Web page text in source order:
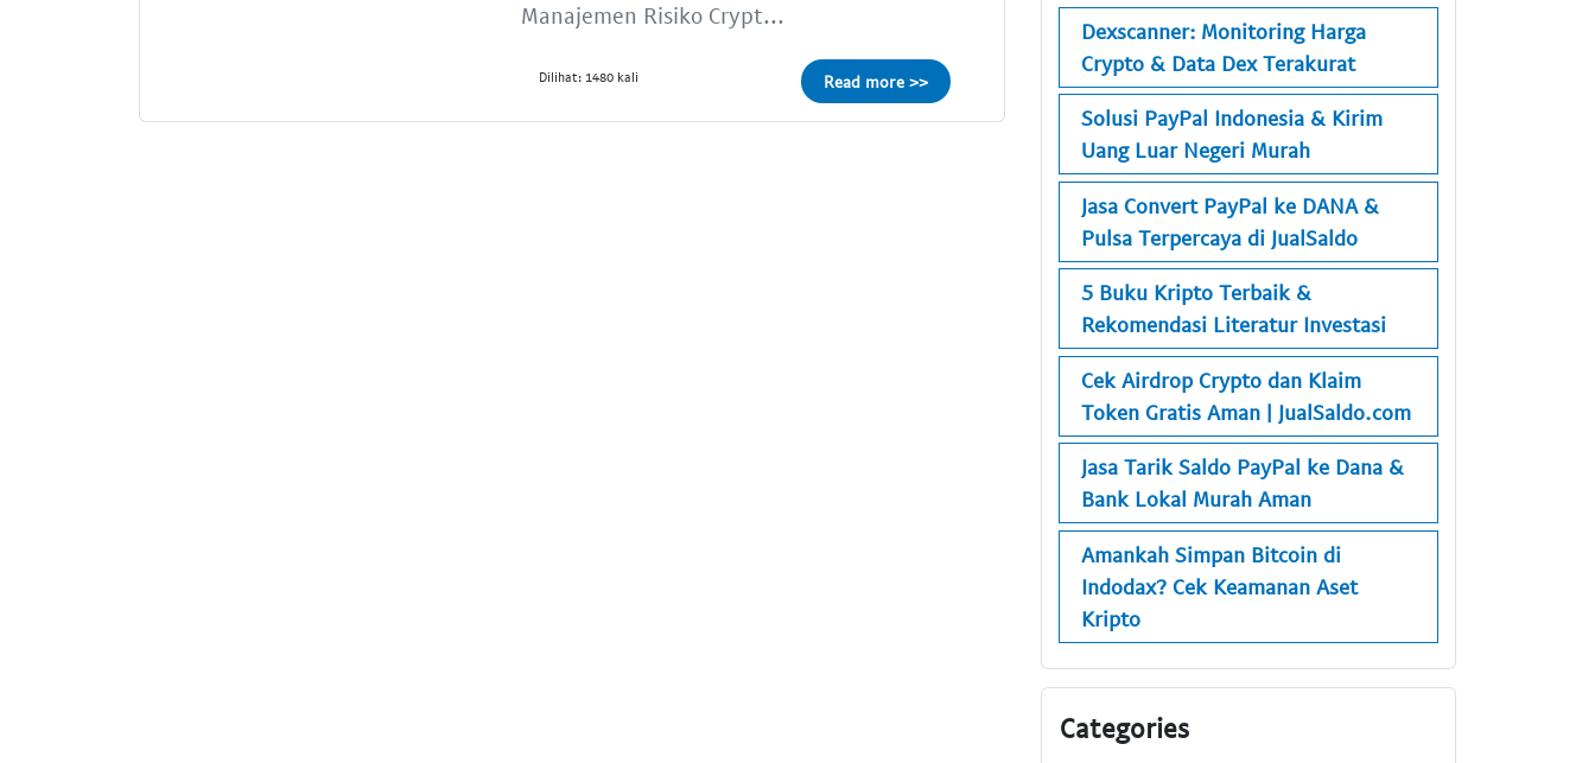
Manajemen Risiko Crypt...
Dilihat: 1480 kali Read more >>
Dexscanner: Monitoring Harga
Crypto & Data Dex Terakurat
Solusi PayPal Indonesia & Kirim
Uang Luar Negeri Murah
Jasa Convert PayPal ke DANA &
Pulsa Terpercaya di JualSaldo
5 Buku Kripto Terbaik &
Rekomendasi Literatur Investasi
Cek Airdrop Crypto dan Klaim
Token Gratis Aman | JualSaldo.com
Jasa Tarik Saldo PayPal ke Dana &
Bank Lokal Murah Aman
Amankah Simpan Bitcoin di
Indodax? Cek Keamanan Aset
Kripto
Categories